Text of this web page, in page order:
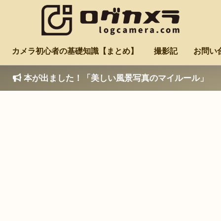
カメラ初心者の基礎知識【まとめ】 撮影記 お問い
本が出ました！「美しい風景写真のマイルール」